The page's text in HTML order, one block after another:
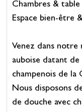
Chambres & table
Espace bien-être
Venez dans notre
auboise datant
champenois de la
Nous disposons
de douche avec